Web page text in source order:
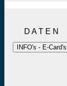
D A T E N